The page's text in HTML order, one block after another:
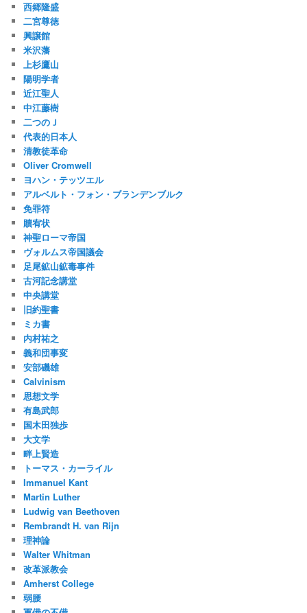
西郷隆盛
二宮尊徳
興譲館
米沢藩
上杉鷹山
陽明学者
近江聖人
中江藤樹
二つのＪ
代表的日本人
清教徒革命
Oliver Cromwell
ヨハン・テッツエル
アルベルト・フォン・ブランデンブルク
免罪符
贖宥状
神聖ローマ帝国
ヴォルムス帝国議会
足尾鉱山鉱毒事件
古河記念講堂
中央講堂
旧約聖書
ミカ書
内村祐之
義和団事変
安部磯雄
Calvinism
思想文学
有島武郎
国木田独歩
大文学
畔上賢造
トーマス・カーライル
Immanuel Kant
Martin Luther
Ludwig van Beethoven
Rembrandt H. van Rijn
理神論
Walter Whitman
改革派教会
Amherst College
弱腰